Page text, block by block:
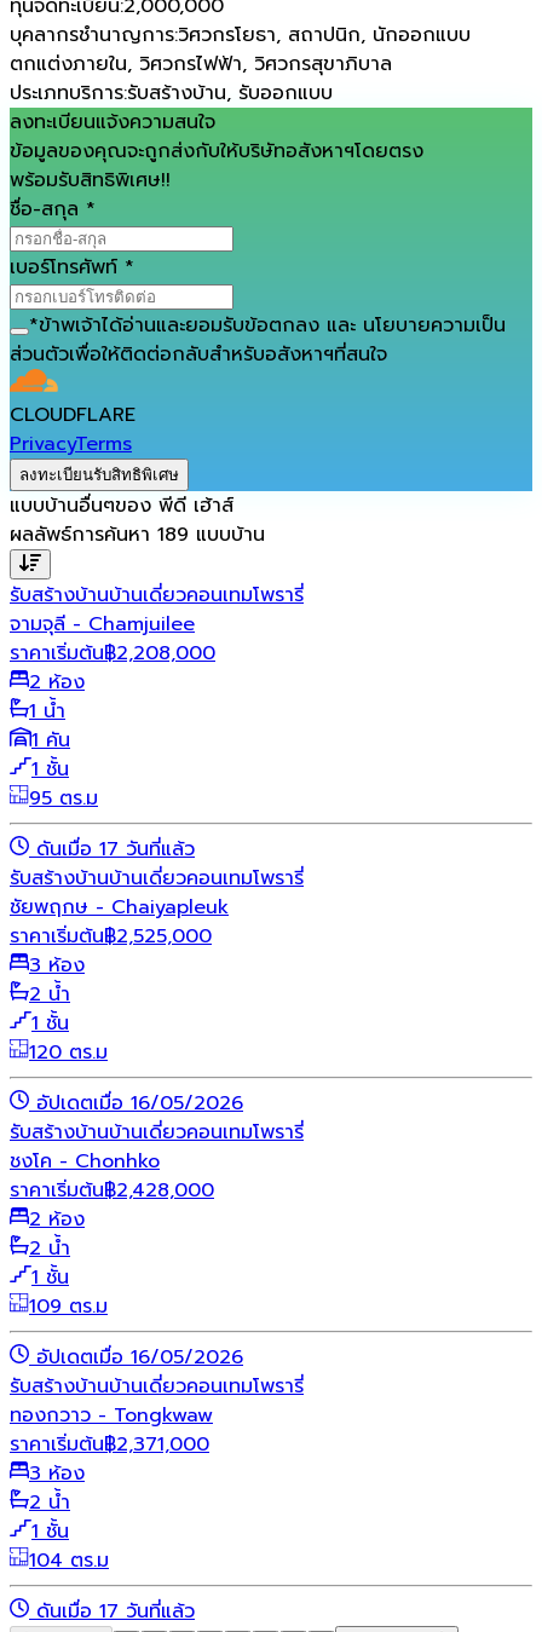
ทุนจดทะเบียน:2,000,000
บุคลากรชำนาญการ:วิศวกรโยธา, สถาปนิก, นักออกแบบ
ตกแต่งภายใน, วิศวกรไฟฟ้า, วิศวกรสุขาภิบาล
ประเภทบริการ:รับสร้างบ้าน, รับออกแบบ
ลงทะเบียนแจ้งความสนใจ
ข้อมูลของคุณจะถูกส่งกับให้บริษัทอสังหาฯโดยตรง
พร้อมรับสิทธิพิเศษ!!
ชื่อ-สกุล *
เบอร์โทรศัพท์ *
*ข้าพเจ้าได้อ่านและยอมรับข้อตกลง และ นโยบายความเป็น
ส่วนตัวเพื่อให้ติดต่อกลับสำหรับอสังหาฯที่สนใจ
CLOUDFLARE
PrivacyTerms
ลงทะเบียนรับสิทธิพิเศษ
แบบบ้านอื่นๆของ พีดี เฮ้าส์
ผลลัพธ์การค้นหา 189 แบบบ้าน
รับสร้างบ้านบ้านเดี่ยวคอนเทมโพรารี่
จามจุลี - Chamjuilee
ราคาเริ่มต้น฿2,208,000
2 ห้อง
1 น้ำ
1 คัน
1 ชั้น
95 ตร.ม
ดันเมื่อ 17 วันที่แล้ว
รับสร้างบ้านบ้านเดี่ยวคอนเทมโพรารี่
ชัยพฤกษ - Chaiyapleuk
ราคาเริ่มต้น฿2,525,000
3 ห้อง
2 น้ำ
1 ชั้น
120 ตร.ม
อัปเดตเมื่อ 16/05/2026
รับสร้างบ้านบ้านเดี่ยวคอนเทมโพรารี่
ชงโค - Chonhko
ราคาเริ่มต้น฿2,428,000
2 ห้อง
2 น้ำ
1 ชั้น
109 ตร.ม
อัปเดตเมื่อ 16/05/2026
รับสร้างบ้านบ้านเดี่ยวคอนเทมโพรารี่
ทองกวาว - Tongkwaw
ราคาเริ่มต้น฿2,371,000
3 ห้อง
2 น้ำ
1 ชั้น
104 ตร.ม
ดันเมื่อ 17 วันที่แล้ว